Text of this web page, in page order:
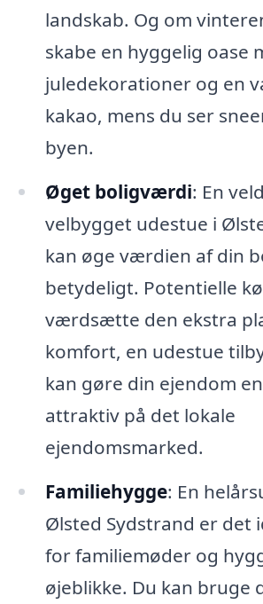
landskab. Og om
skabe en hyggelig oase
juledekorationer og en
kakao, mens du ser
byen.
Øget boligværdi: En
velbygget udestue i
kan øge værdien af din
betydeligt. Potentielle
værdsætte den ekstra
komfort, en udestue
kan gøre din ejendom
attraktiv på det lokale
ejendomsmarked.
Familiehygge: En
Ølsted Sydstrand er det
for familiemøder og
øjeblikke. Du kan bruge